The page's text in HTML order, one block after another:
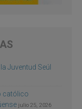
Juventud Seúl
católico
julio 25, 2026